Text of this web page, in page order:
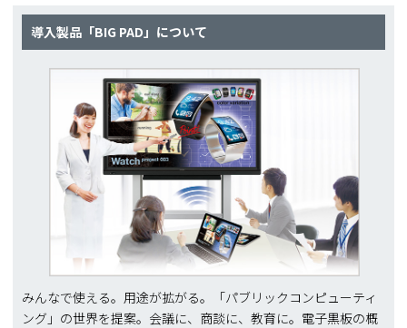
導入製品「BIG PAD」について
みんなで使える。用途が拡がる。「パブリックコンピューティ
ング」の世界を提案。会議に、商談に、教育に。電子黒板の概